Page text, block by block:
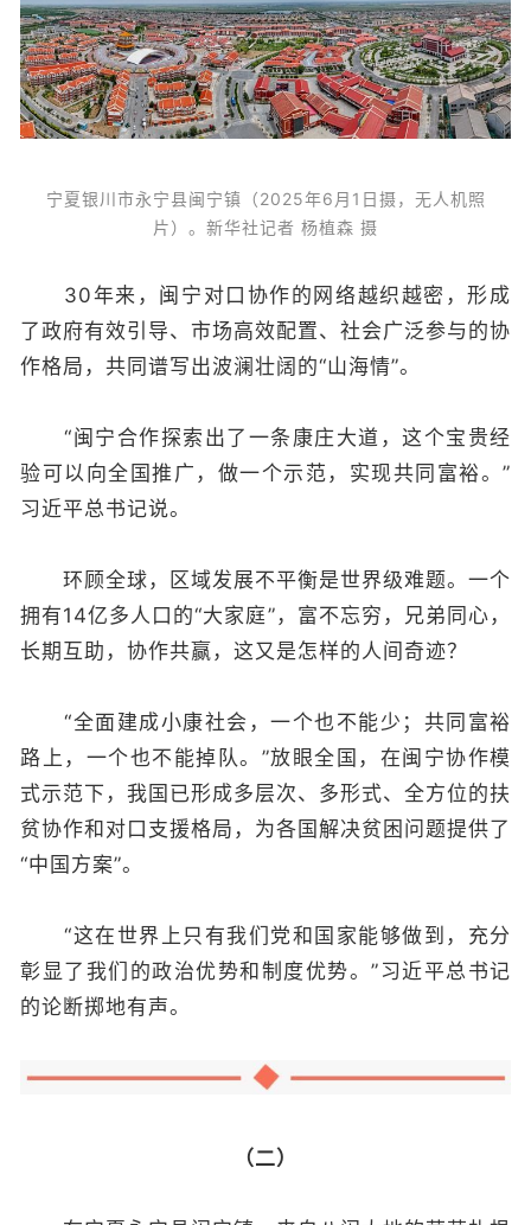
宁夏银川市永宁县闽宁镇（2025年6月1日摄，无人机照
片）。新华社记者 杨植森 摄
30年来，闽宁对口协作的网络越织越密，形成
了政府有效引导、市场高效配置、社会广泛参与的协
作格局，共同谱写出波澜壮阔的“山海情”。
“闽宁合作探索出了一条康庄大道，这个宝贵经
验可以向全国推广，做一个示范，实现共同富裕。”
习近平总书记说。
环顾全球，区域发展不平衡是世界级难题。一个
拥有14亿多人口的“大家庭”，富不忘穷，兄弟同心，
长期互助，协作共赢，这又是怎样的人间奇迹？
“全面建成小康社会，一个也不能少；共同富裕
路上，一个也不能掉队。”放眼全国，在闽宁协作模
式示范下，我国已形成多层次、多形式、全方位的扶
贫协作和对口支援格局，为各国解决贫困问题提供了
“中国方案”。
“这在世界上只有我们党和国家能够做到，充分
彰显了我们的政治优势和制度优势。”习近平总书记
的论断掷地有声。
（二）